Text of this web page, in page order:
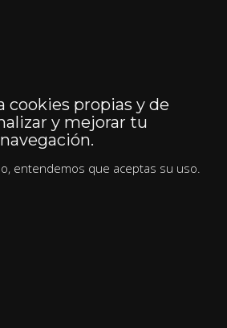
cookies propias y de
y mejorar tu
entendemos que aceptas su uso.